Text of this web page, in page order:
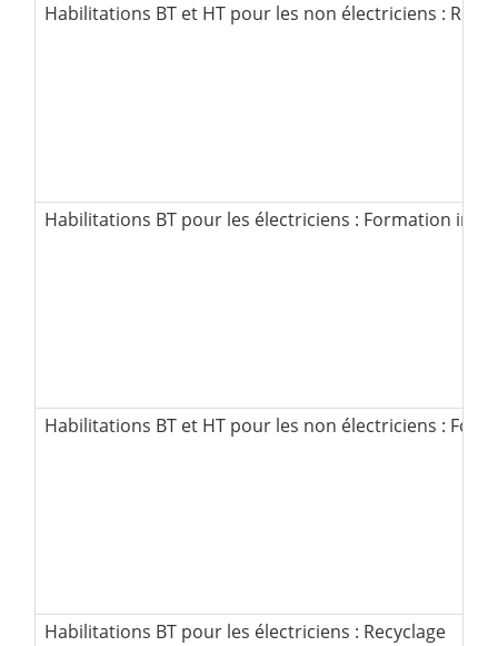
Habilitations BT et HT pour les non électriciens :
Habilitations BT pour les électriciens : Formation
Habilitations BT et HT pour les non électriciens :
Habilitations BT pour les électriciens : Recyclage